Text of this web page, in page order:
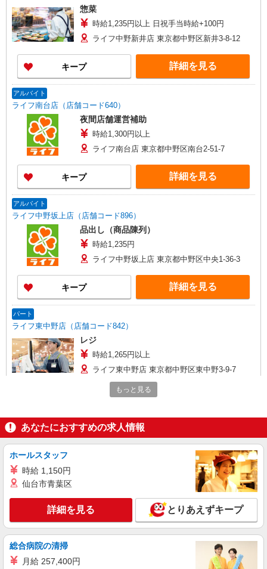
惣菜
時給1,235円以上 日祝手当時給+100円
ライフ中野新井店 東京都中野区新井3-8-12
キープ 詳細を見る
アルバイト
ライフ南台店（店舗コード640）
夜間店舗運営補助
時給1,300円以上
ライフ南台店 東京都中野区南台2-51-7
キープ 詳細を見る
アルバイト
ライフ中野坂上店（店舗コード896）
品出し（商品陳列）
時給1,235円
ライフ中野坂上店 東京都中野区中央1-36-3
キープ 詳細を見る
パート
ライフ東中野店（店舗コード842）
レジ
時給1,265円以上
ライフ東中野店 東京都中野区東中野3-9-7
パート
ライフ中野坂上店（店舗コード896）
ライフ中野坂上店 東京都中野区中央1-36-3
キープ 詳細を見る
パート
ライフ南台店（店舗コード640）
青果
もっと見る
あなたにおすすめの求人情報
ホールスタッフ
時給 1,150円
仙台市青葉区
詳細を見る とりあえずキープ
総合病院の清掃
月給 257,400円